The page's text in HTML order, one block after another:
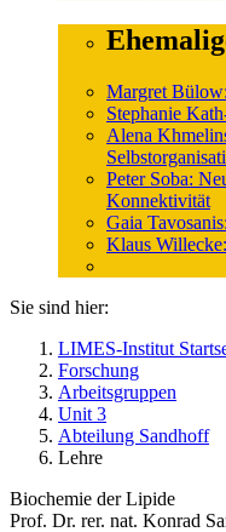
Margret
Stephanie
Alena
Peter Soba:
Konnektivität
Gaia
Klaus
Sie sind hier:
LIMES-Institut
Forschung
Arbeitsgruppen
Unit 3
Abteilung Sandhoff
Lehre
Biochemie der Lipide
Prof. Dr. rer. nat. Konrad